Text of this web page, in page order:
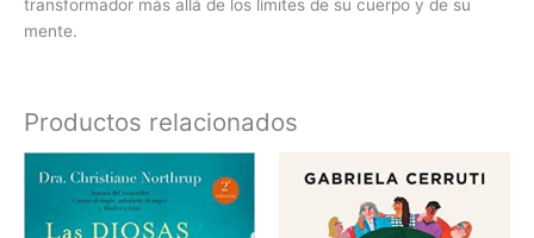
transformador más allá de los límites de su cuerpo y de su
mente.
Productos relacionados